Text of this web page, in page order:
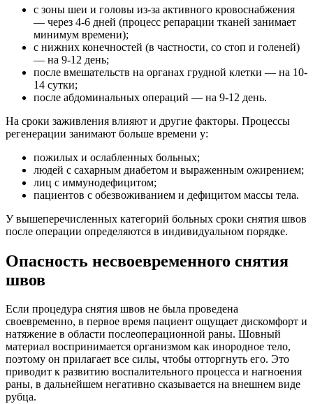
с зоны шеи и головы из-за активного кровоснабжения
— через 4-6 дней (процесс репарации тканей занимает
минимум времени);
с нижних конечностей (в частности, со стоп и голеней)
— на 9-12 день;
после вмешательств на органах грудной клетки — на 10-
14 сутки;
после абдоминальных операций — на 9-12 день.
На сроки заживления влияют и другие факторы. Процессы
регенерации занимают больше времени у:
пожилых и ослабленных больных;
людей с сахарным диабетом и выраженным ожирением;
лиц с иммунодефицитом;
пациентов с обезвоживанием и дефицитом массы тела.
У вышеперечисленных категорий больных сроки снятия швов
после операции определяются в индивидуальном порядке.
Опасность несвоевременного снятия
швов
Если процедура снятия швов не была проведена
своевременно, в первое время пациент ощущает дискомфорт и
натяжение в области послеоперационной раны. Шовный
материал воспринимается организмом как инородное тело,
поэтому он прилагает все силы, чтобы отторгнуть его. Это
приводит к развитию воспалительного процесса и нагноения
раны, в дальнейшем негативно сказывается на внешнем виде
рубца.